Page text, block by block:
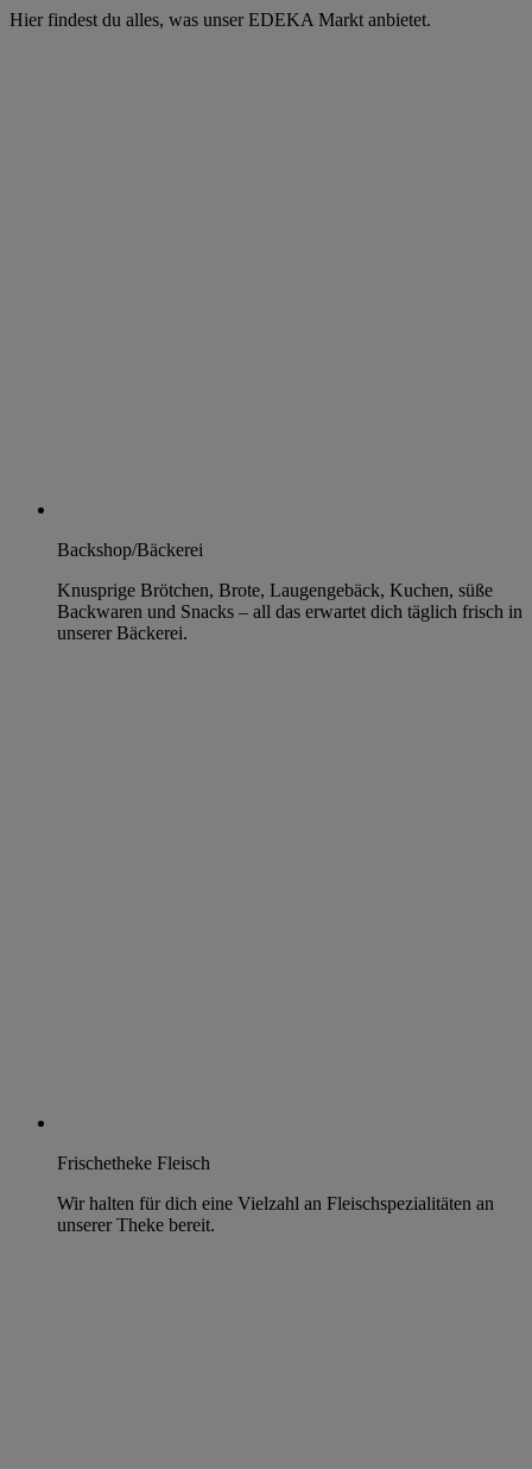
Hier findest du alles, was unser EDEKA Markt anbietet.
Backshop/Bäckerei
Knusprige Brötchen, Brote, Laugengebäck, Kuchen, süße
Backwaren und Snacks – all das erwartet dich täglich frisch in
unserer Bäckerei.
Frischetheke Fleisch
Wir halten für dich eine Vielzahl an Fleischspezialitäten an
unserer Theke bereit.